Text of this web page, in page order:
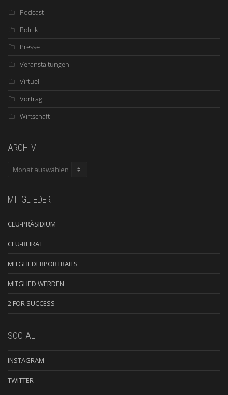
Podcast
Politik
Presse
Veranstaltungen
Virtuell
Vortrag
Wirtschaft
ARCHIV
ARCHIV
MITGLIEDER
CEU-PRÄSIDIUM
CEU-BEIRAT
MITGLIEDERPORTRAITS
MITGLIED WERDEN
2 FOR SUCCESS
SOCIAL
INSTAGRAM
TWITTER